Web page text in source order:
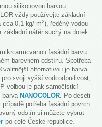
silikonovou barvou
vždy používejte základní
cca 0,1 kg/ m2), ředěný vodou
základní nátěr suchý na dotek
fasádní barvu
barevném odstínu. Spotřeba
alternativou je barva
pro svoji vyšší vodoodpudivost,
volbou je pak samočisticí
barva NANOCOLOR. Po deseti
potřeba fasádní povrch
odstín si můžete vybrat
po celé České republice.